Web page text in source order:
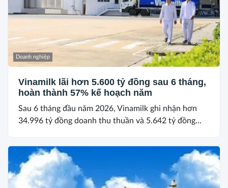
Doanh nghiệp
Vinamilk lãi hơn 5.600 tỷ đồng sau 6 tháng,
hoàn thành 57% kế hoạch năm
Sau 6 tháng đầu năm 2026, Vinamilk ghi nhận hơn
34.996 tỷ đồng doanh thu thuần và 5.642 tỷ đồng...